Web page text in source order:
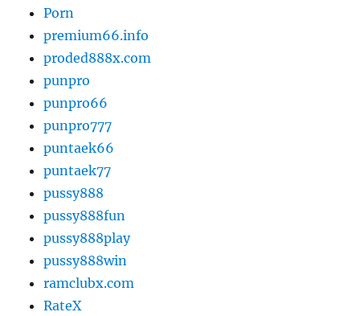
Porn
premium66.info
proded888x.com
punpro
punpro66
punpro777
puntaek66
puntaek77
pussy888
pussy888fun
pussy888play
pussy888win
ramclubx.com
RateX